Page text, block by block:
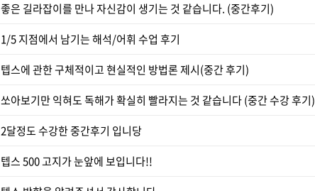
좋은 길라잡이를 만나 자신감이 생기는 것 같습니다. (중간후기)
1/5 지점에서 남기는 해석/어휘 수업 후기
텝스에 관한 구체적이고 현실적인 방법론 제시(중간 후기)
쏘아보기만 익혀도 독해가 확실히 빨라지는 것 같습니다 (중간 수강 후기)
2달정도 수강한 중간후기 입니당
텝스 500 고지가 눈앞에 보입니다!!